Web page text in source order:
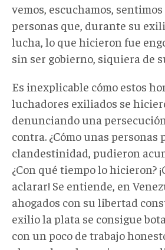
vemos, escuchamos,
personas que, durante su
lucha, lo que hicieron fue
sin ser gobierno, siquiera de
Es inexplicable cómo estos
luchadores exiliados se
denunciando una
contra. ¿Cómo unas personas
clandestinidad, pudieron
¿Con qué tiempo lo hicieron?
aclarar! Se entiende, en
ahogados con su libertad
exilio la plata se consigue
con un poco de trabajo